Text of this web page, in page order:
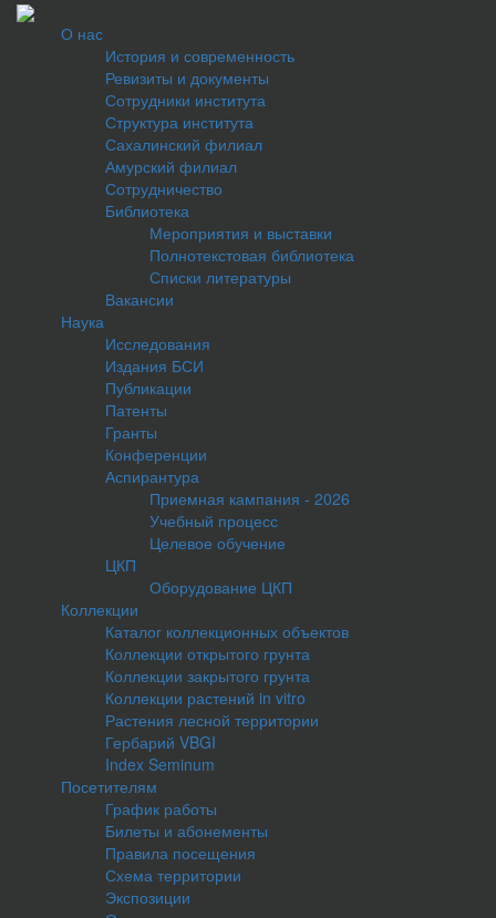
О нас
История и современность
Ревизиты и документы
Сотрудники института
Структура института
Сахалинский филиал
Амурский филиал
Сотрудничество
Библиотека
Мероприятия и выставки
Полнотекстовая библиотека
Списки литературы
Вакансии
Наука
Исследования
Издания БСИ
Публикации
Патенты
Гранты
Конференции
Аспирантура
Приемная кампания - 2026
Учебный процесс
Целевое обучение
ЦКП
Оборудование ЦКП
Коллекции
Каталог коллекционных объектов
Коллекции открытого грунта
Коллекции закрытого грунта
Коллекции растений in vitro
Растения лесной территории
Гербарий VBGI
Index Seminum
Посетителям
График работы
Билеты и абонементы
Правила посещения
Схема территории
Экспозиции